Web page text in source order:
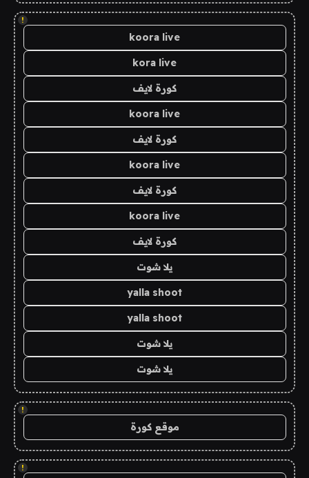
!
koora live
kora live
كورة لايف
koora live
كورة لايف
koora live
كورة لايف
koora live
كورة لايف
يلا شوت
yalla shoot
yalla shoot
يلا شوت
يلا شوت
!
موقع كورة
!